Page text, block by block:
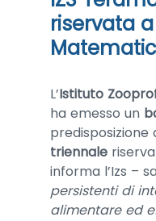
riservata
L’Istituto
ha emesso un
predisposizione
triennale
informa l’Izs –
persistenti di
alimentare ed